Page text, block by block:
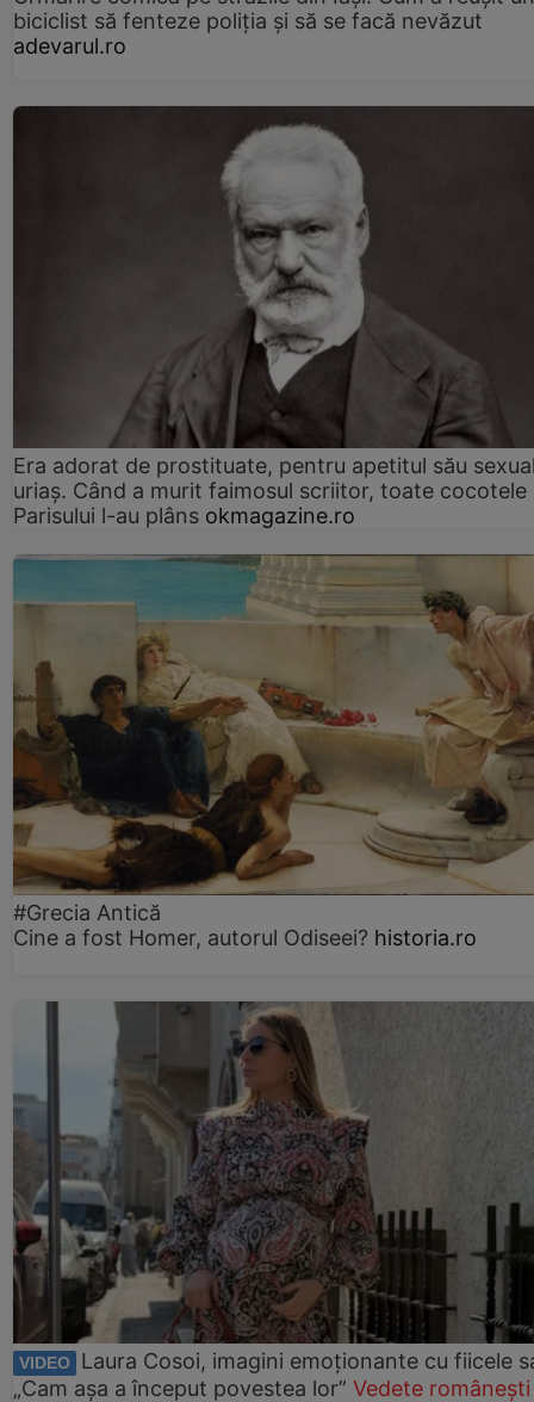
biciclist să fenteze poliția și să se facă nevăzut
adevarul.ro
Era adorat de prostituate, pentru apetitul său
uriaș. Când a murit faimosul scriitor, toate cocotele
Parisului l-au plâns okmagazine.ro
#Grecia Antică
Cine a fost Homer, autorul Odiseei? historia.ro
VIDEO
Laura Cosoi, imagini emoționante cu fiicele
„Cam așa a început povestea lor” Vedete românești